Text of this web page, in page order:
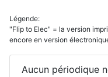
Légende:
"Flip to Elec" = la version
encore en version
Aucun périodique